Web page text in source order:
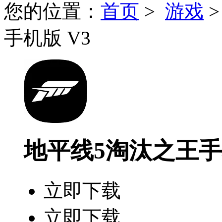
您的位置： 首页 > 游戏
手机版 V3
地平线5淘汰之王
立即下载
立即下载